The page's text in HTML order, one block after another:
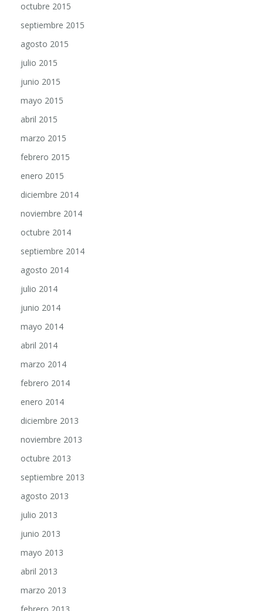
septiembre 2015
agosto 2015
julio 2015
junio 2015
mayo 2015
abril 2015
marzo 2015
febrero 2015
enero 2015
diciembre 2014
noviembre 2014
octubre 2014
septiembre 2014
agosto 2014
julio 2014
junio 2014
mayo 2014
abril 2014
marzo 2014
febrero 2014
enero 2014
diciembre 2013
noviembre 2013
octubre 2013
septiembre 2013
agosto 2013
julio 2013
junio 2013
mayo 2013
abril 2013
marzo 2013
febrero 2013